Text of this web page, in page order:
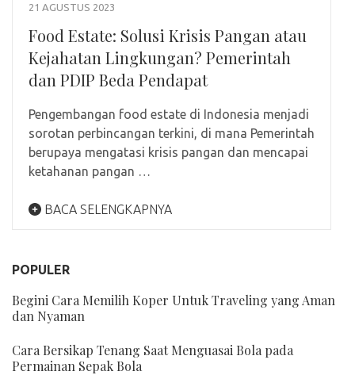
21 AGUSTUS 2023
Food Estate: Solusi Krisis Pangan atau
Kejahatan Lingkungan? Pemerintah
dan PDIP Beda Pendapat
Pengembangan food estate di Indonesia menjadi
sorotan perbincangan terkini, di mana Pemerintah
berupaya mengatasi krisis pangan dan mencapai
ketahanan pangan …
BACA SELENGKAPNYA
POPULER
Begini Cara Memilih Koper Untuk Traveling yang Aman
dan Nyaman
Cara Bersikap Tenang Saat Menguasai Bola pada
Permainan Sepak Bola